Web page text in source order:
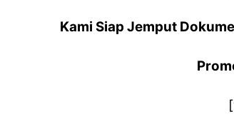
Kami Siap Jemput